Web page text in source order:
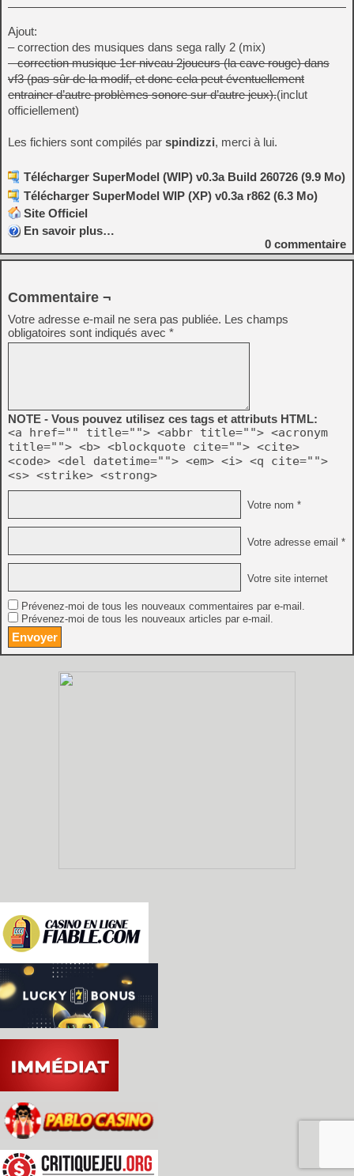
Ajout:
– correction des musiques dans sega rally 2 (mix)
– correction musique 1er niveau 2joueurs (la cave rouge) dans
vf3 (pas sûr de la modif, et donc cela peut éventuellement
entrainer d’autre problèmes sonore sur d’autre jeux).(inclut
officiellement)
Les fichiers sont compilés par spindizzi, merci à lui.
Télécharger SuperModel (WIP) v0.3a Build 260726 (9.9 Mo)
Télécharger SuperModel WIP (XP) v0.3a r862 (6.3 Mo)
Site Officiel
En savoir plus…
0 commentaire
Commentaire ¬
Votre adresse e-mail ne sera pas publiée. Les champs
obligatoires sont indiqués avec *
NOTE - Vous pouvez utilisez ces tags et attributs HTML:
<a href="" title=""> <abbr title=""> <acronym
title=""> <b> <blockquote cite=""> <cite>
<code> <del datetime=""> <em> <i> <q cite="">
<s> <strike> <strong>
Votre nom *
Votre adresse email *
Votre site internet
Prévenez-moi de tous les nouveaux commentaires par e-mail.
Prévenez-moi de tous les nouveaux articles par e-mail.